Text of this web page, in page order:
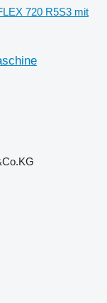
720 R5S3 mit